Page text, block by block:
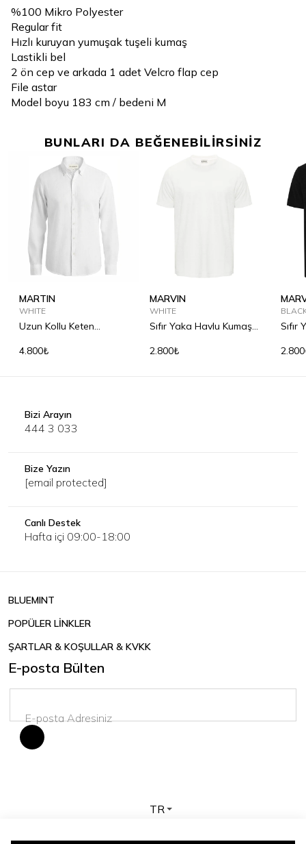
%100 Mikro Polyester
Regular fit
Hızlı kuruyan yumuşak tuşeli kumaş
Lastikli bel
2 ön cep ve arkada 1 adet Velcro flap cep
File astar
Model boyu 183 cm / bedeni M
BUNLARI DA BEĞENEBİLİRSİNİZ
MARTIN
WHITE
Uzun Kollu Keten
4.800₺
MARVIN
WHITE
Sıfır Yaka Havlu Kumaş
2.800₺
Sıfır
Bizi Arayın
444 3 033
Bize Yazın
[email protected]
Canlı Destek
Hafta içi 09:00-18:00
BLUEMINT
POPÜLER LİNKLER
ŞARTLAR & KOŞULLAR & KVKK
E-posta Bülten
TR